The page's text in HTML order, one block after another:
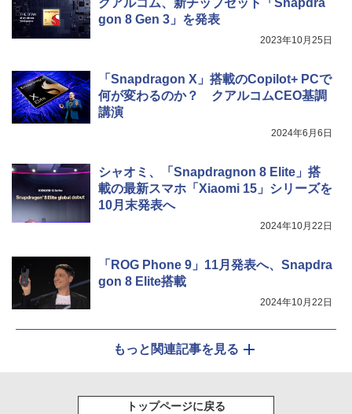
クアルコム、新チップセット「Snapdra
gon 8 Gen 3」を発表
2023年10月25日
「Snapdragon X」搭載のCopilot+ PCで
何が変わるのか？ クアルコムCEO基調
講演
2024年6月6日
シャオミ、「Snapdragnon 8 Elite」搭
載の最新スマホ「Xiaomi 15」シリーズを
10月末発表へ
2024年10月22日
「ROG Phone 9」11月発表へ、Snapdra
gon 8 Elite搭載
2024年10月22日
もっと関連記事を見る
トップページに戻る